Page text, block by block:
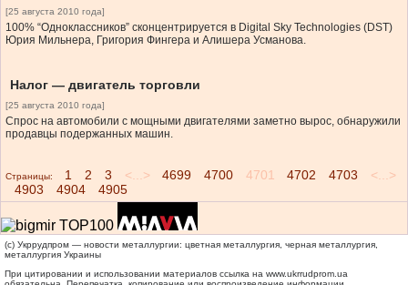
[25 августа 2010 года]
100% “Одноклассников” сконцентрируется в Digital Sky Technologies (DST)
Юрия Мильнера, Григория Фингера и Алишера Усманова.
Налог — двигатель торговли
[25 августа 2010 года]
Спрос на автомобили с мощными двигателями заметно вырос, обнаружили
продавцы подержанных машин.
Страницы: 1 2 3 <...> 4699 4700 4701 4702 4703
<...>
4903
4904 4905
(c) Укррудпром — новости металлургии: цветная металлургия, черная металлургия,
металлургия Украины
При цитировании и использовании материалов ссылка на www.ukrrudprom.ua